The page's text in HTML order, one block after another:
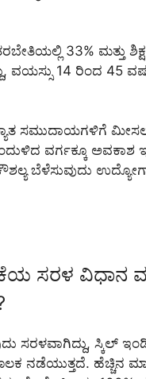
33% ಮತ್ತು
ವಯಸ್ಸು 14 ರಿಂದ 45
ಸಮುದಾಯಗಳಿಗೆ
ವರ್ಗಕ್ಕೂ ಅವಕಾಶ
ಬೆಳೆಸುವುದು
ಸರಳ ವಿಧಾನ
ಸರಳವಾಗಿದ್ದು, ಸ್ಕಿಲ್
ನಡೆಯುತ್ತದೆ. ಹೆಚ್ಚಿನ